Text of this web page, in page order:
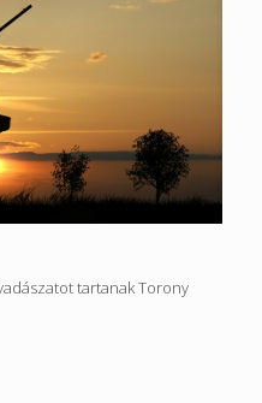
tartanak Torony